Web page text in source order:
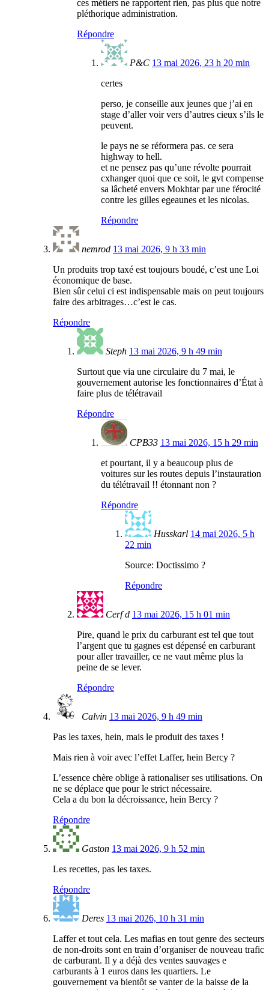
ces métiers ne rapportent rien, pas plus que notre
pléthorique administration.
Répondre
P&C 13 mai 2026, 23 h 20 min
certes
perso, je conseille aux jeunes que j’ai en
stage d’aller voir vers d’autres cieux s’ils le
peuvent.
le pays ne se réformera pas. ce sera
highway to hell.
et ne pensez pas qu’une révolte pourrait
cxhanger quoi que ce soit, le gvt compense
sa lâcheté envers Mokhtar par une férocité
contre les gilles egeaunes et les nicolas.
Répondre
nemrod 13 mai 2026, 9 h 33 min
Un produits trop taxé est toujours boudé, c’est une Loi
économique de base.
Bien sûr celui ci est indispensable mais on peut toujours
faire des arbitrages…c’est le cas.
Répondre
Steph 13 mai 2026, 9 h 49 min
Surtout que via une circulaire du 7 mai, le
gouvernement autorise les fonctionnaires d’État à
faire plus de télétravail
Répondre
CPB33 13 mai 2026, 15 h 29 min
et pourtant, il y a beaucoup plus de
voitures sur les routes depuis l’instauration
du télétravail !! étonnant non ?
Répondre
Husskarl 14 mai 2026, 5 h
22 min
Source: Doctissimo ?
Répondre
Cerf d 13 mai 2026, 15 h 01 min
Pire, quand le prix du carburant est tel que tout
l’argent que tu gagnes est dépensé en carburant
pour aller travailler, ce ne vaut même plus la
peine de se lever.
Répondre
Calvin 13 mai 2026, 9 h 49 min
Pas les taxes, hein, mais le produit des taxes !
Mais rien à voir avec l’effet Laffer, hein Bercy ?
L’essence chère oblige à rationaliser ses utilisations. On
ne se déplace que pour le strict nécessaire.
Cela a du bon la décroissance, hein Bercy ?
Répondre
Gaston 13 mai 2026, 9 h 52 min
Les recettes, pas les taxes.
Répondre
Deres 13 mai 2026, 10 h 31 min
Laffer et tout cela. Les mafias en tout genre des secteurs
de non-droits sont en train d’organiser de nouveau trafic
de carburant. Il y a déjà des ventes sauvages e
carburants à 1 euros dans les quartiers. Le
gouvernement va bientôt se vanter de la baisse de la